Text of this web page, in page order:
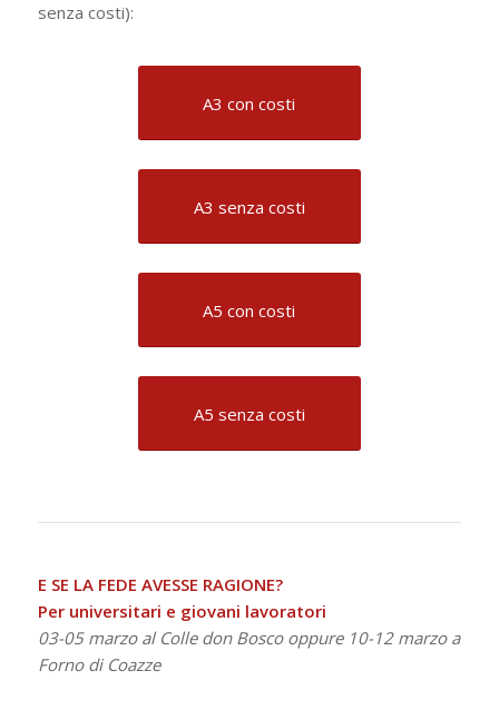
senza costi):
A3 con costi
A3 senza costi
A5 con costi
A5 senza costi
E SE LA FEDE AVESSE RAGIONE?
Per universitari e giovani lavoratori
03-05 marzo al Colle don Bosco oppure 10-12 marzo a
Forno di Coazze